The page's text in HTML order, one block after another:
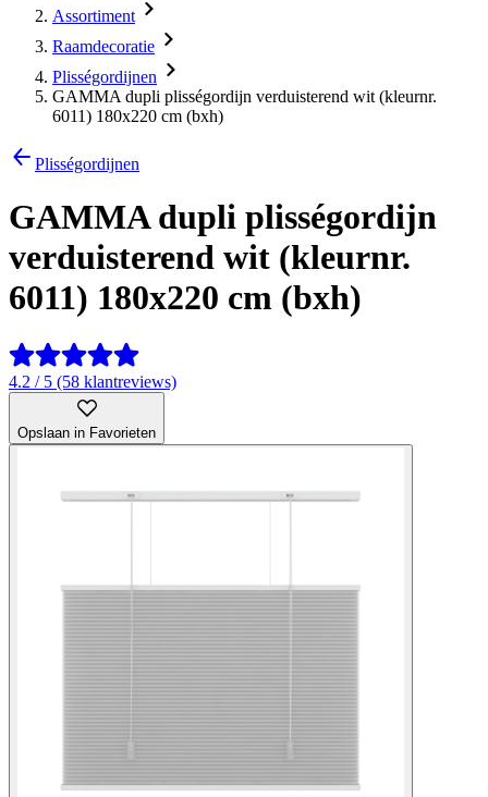
Assortiment
Raamdecoratie
Plisségordijnen
GAMMA dupli plisségordijn verduisterend wit (kleurnr.
6011) 180x220 cm (bxh)
Plisségordijnen
GAMMA dupli plisségordijn
verduisterend wit (kleurnr.
6011) 180x220 cm (bxh)
4.2 / 5 (58 klantreviews)
Opslaan in Favorieten